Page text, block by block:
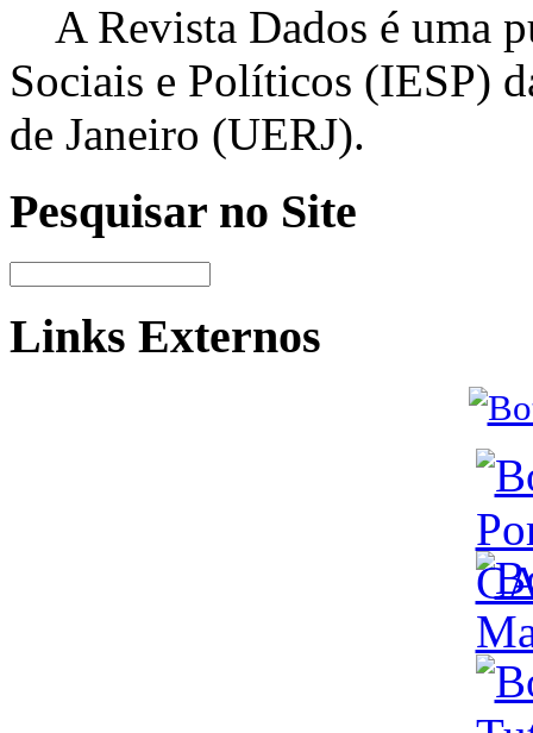
A Revista Dados é uma
Sociais e Políticos (IESP)
de Janeiro (UERJ).
Pesquisar no Site
Links Externos